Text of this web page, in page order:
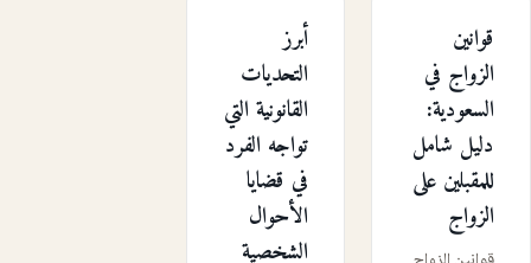
قوانين
الزواج في
السعودية:
دليل شامل
للمقبلين على
الزواج
أبرز
التحديات
القانونية التي
تواجه الفرد
في قضايا
الأحوال
الشخصية